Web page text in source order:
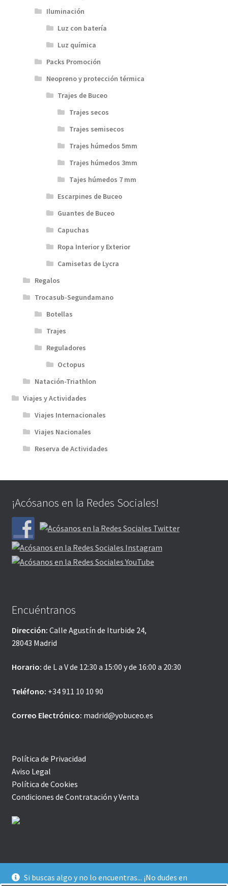
Iluminación
Luz con batería
Luz química
Packs Promoción
Neopreno y protección térmica
Trajes de Buceo
Trajes secos
Trajes semisecos
Trajes húmedos 5mm
Trajes húmedos 3mm
Tajes húmedos 7 mm
Escarpines de Buceo
Guantes de Buceo
Capuchas
Ropa Interior y Exterior
Camisetas de Lycra
Regalos
Trocasub-Segundamano
Botellas
Trajes
Reguladores
Octopus
Natación-Triathlon
Viajes y Actividades
Viajes Internacionales
Viajes Nacionales
Reserva de Actividades
¡Acósanos en la Redes Sociales!
Encuéntranos
Dirección: Calle Agustín de Iturbide 24,
28043 Madrid
Horario: de L a V de 12:30 a 15:00 y de 16:00 a 20:30
Teléfono: +34 911 10 10 90
Correo Electrónico: madrid@yobuceo.es
Política de Privacidad
Aviso Legal
Política de Cookies
Condiciones de Contratación y Venta
© YoBuceo | Tienda Online 2026
Si buscas algo y no lo encuentras... ¡No dudes en